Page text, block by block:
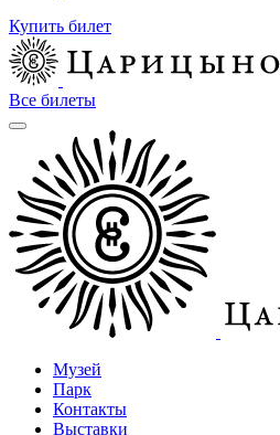
Купить билет
Все билеты
Музей
Парк
Контакты
Выставки